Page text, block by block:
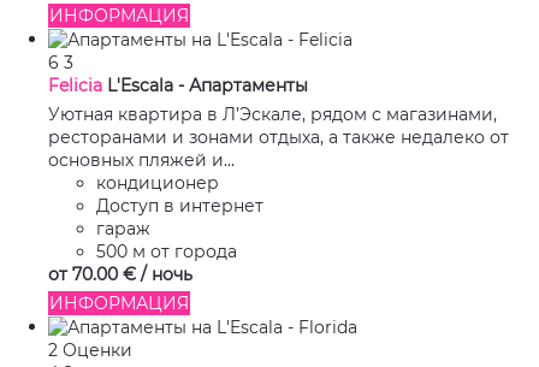
ИНФОРМАЦИЯ
6 3
Felicia L'Escala - Апартаменты
Уютная квартира в Л’Эскале, рядом с магазинами,
ресторанами и зонами отдыха, а также недалеко от
основных пляжей и...
кондиционер
Доступ в интернет
гараж
500 м от города
от 70.00 € / ночь
ИНФОРМАЦИЯ
2 Оценки